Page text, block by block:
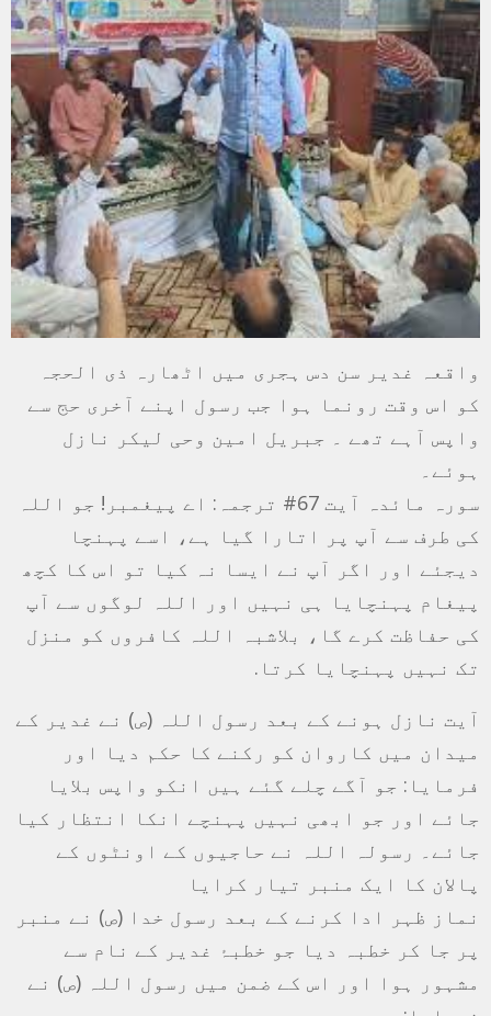
واقعہ غدیر سن دس ہجری میں اٹھارہ ذی الحجہ
کو اس وقت رونما ہوا جب رسول اپنے آخری حج سے
واپس آہے تھے ۔ جبریل امین وحی لیکر نازل
ہوئے۔
سورہ مائدہ آیت 67# ترجمہ: اے پیغمبر! جو اللہ
کی طرف سے آپ پر اتارا گیا ہے، اسے پہنچا
دیجئے اور اگر آپ نے ایسا نہ کیا تو اس کا کچھ
پیغام پہنچایا ہی نہیں اور اللہ لوگوں سے آپ
کی حفاظت کرے گا، بلاشبہ اللہ کافروں کو منزل
تک نہیں پہنچایا کرتا.
آیت نازل ہونے کے بعد رسول اللہ (ص) نے غدیر کے
میدان میں کاروان کو رکنے کا حکم دیا اور
فرمایا: جو آگے چلے گئے ہیں انکو واپس بلایا
جائے اور جو ابھی نہیں پہنچے انکا انتظار کیا
جائے۔ رسولہ اللہ نے حاجیوں کے اونٹوں کے
پالان کا ایک منبر تیار کرایا
نماز ظہر ادا کرنے کے بعد رسول خدا (ص) نے منبر
پر جا کر خطبہ دیا جو خطبۂ غدیر کے نام سے
مشہور ہوا اور اس کے ضمن میں رسول اللہ (ص) نے